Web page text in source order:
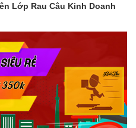
Lớp Rau Câu Kinh Doanh